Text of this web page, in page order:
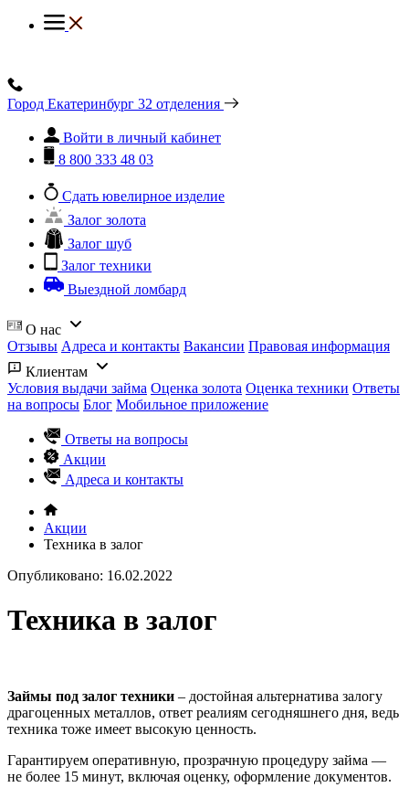
Город Екатеринбург 32 отделения
Войти в личный кабинет
8 800 333 48 03
Сдать ювелирное изделие
Залог золота
Залог шуб
Залог техники
Выездной ломбард
О нас
Отзывы Адреса и контакты Вакансии Правовая информация
Клиентам
Условия выдачи займа Оценка золота Оценка техники Ответы
на вопросы Блог Мобильное приложение
Ответы на вопросы
Акции
Адреса и контакты
Акции
Техника в залог
Опубликовано: 16.02.2022
Техника в залог
Займы под залог техники – достойная альтернатива залогу
драгоценных металлов, ответ реалиям сегодняшнего дня, ведь
техника тоже имеет высокую ценность.
Гарантируем оперативную, прозрачную процедуру займа —
не более 15 минут, включая оценку, оформление документов.